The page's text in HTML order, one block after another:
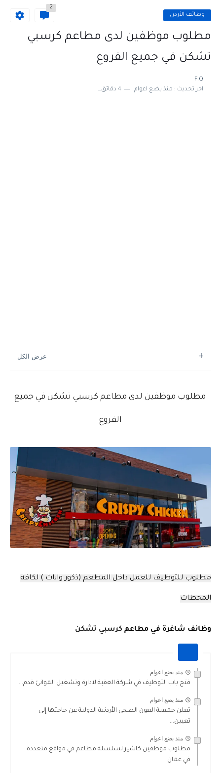
تعلن مؤسسة التعليم لأجل التوظيف الأردنية وبالشراكة مع أكاديمية جولانسرالمجاني
مسؤول مبيعات وتسويق المستلزمات الطبية
وظائف الأردن
2
مطلوب موظفين لدى مطاعم كرسبي
تشكن في جميع الفروع
F.Q
اخر تحديث : منذ بضع اعوام 4 دقائق للقراءة
مطلوب موظفين لدى مطاعم كرسبي تشكن في جميع
الفروع
مطلوب للتوظيف للعمل داخل المطعم (ذكور واناث ) لكافة
المحطات
وظائف شاغرة في مطاعم كرسبي تشكن
منذ بضع اعوام
فتح باب التوظيف في شركة العقبة لادارة وتشغيل الموانئ قدم...
منذ بضع اعوام
تعلن جمعية العون الصحي الأردنية الدولية عن حاجتها إلى
تعيين...
منذ بضع اعوام
مطلوب موظفين كاشير لسلسلة مطاعم في مواقع متعددة
في عمان